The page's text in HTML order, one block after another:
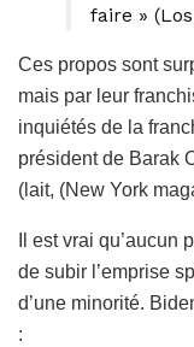
faire »
Ces propos sont
mais par leur
inquiétés de la
président de Barak
(lait, (New York
Il est vrai
de subir l’emprise
d’une minorité.
: